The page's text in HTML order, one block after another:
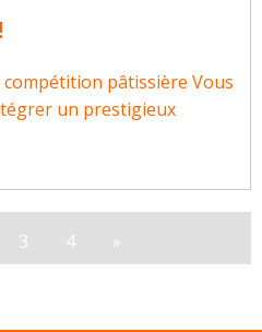
compétition pâtissière Vous
un prestigieux
3 4 »